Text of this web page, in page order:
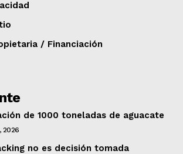
/ Financiación
de 1000 toneladas de aguacate
2026
no es decisión tomada